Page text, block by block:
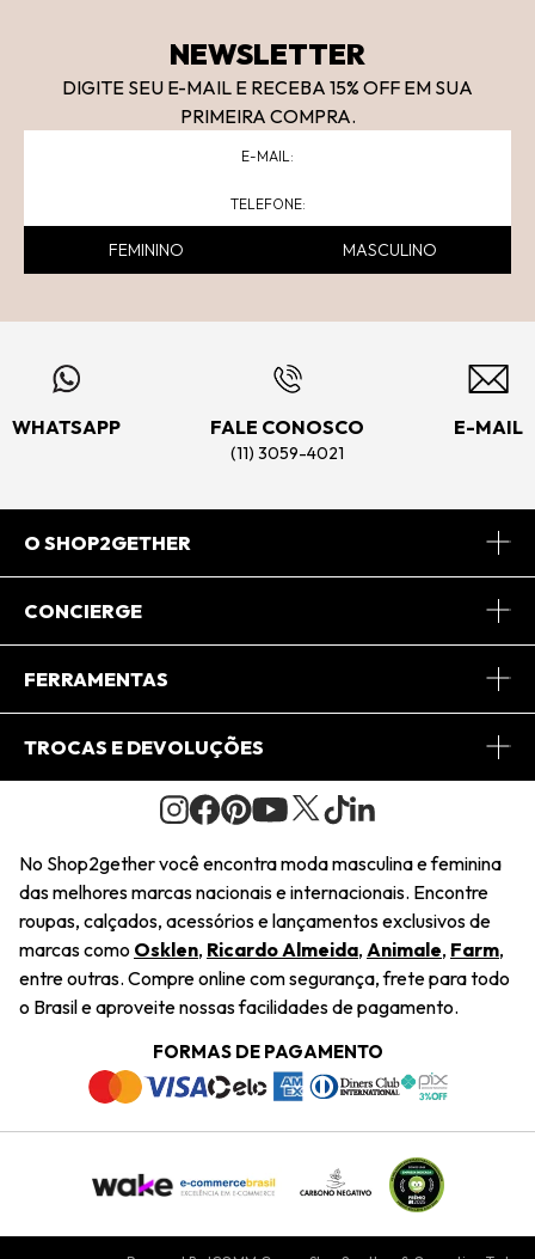
NEWSLETTER
DIGITE SEU E-MAIL E RECEBA 15% OFF EM SUA
PRIMEIRA COMPRA.
FEMININO MASCULINO
WHATSAPP FALE CONOSCO
(11) 3059-4021
E-MAIL
O SHOP2GETHER
Sobre Nós
Journal
Saiu na Mídia
Sustentabilidade
Navegando
Termos e Condições
Trabalhe Conosco
CONCIERGE
Central de Relacionamento
Regulamento e Promoções
FERRAMENTAS
Minha Conta
Pedido de Presente
Wishlist
TROCAS E DEVOLUÇÕES
Condições Gerais
Troca Fácil
Restituição de Pagamento
Dúvidas Frequentes
Termos e Condições
Política de Privacidade
No Shop2gether você encontra moda masculina e feminina
das melhores marcas nacionais e internacionais. Encontre
roupas, calçados, acessórios e lançamentos exclusivos de
marcas como Osklen, Ricardo Almeida, Animale, Farm,
entre outras. Compre online com segurança, frete para todo
o Brasil e aproveite nossas facilidades de pagamento.
FORMAS DE PAGAMENTO